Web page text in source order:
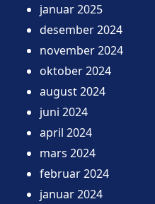
januar 2025
desember 2024
november 2024
oktober 2024
august 2024
juni 2024
april 2024
mars 2024
februar 2024
januar 2024